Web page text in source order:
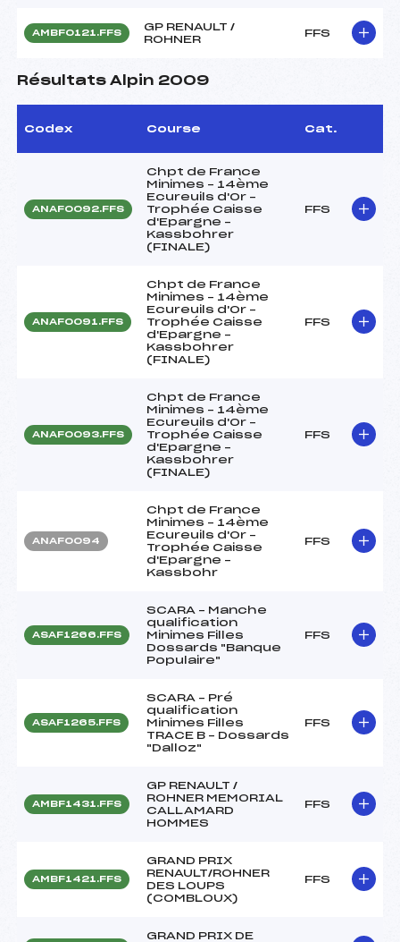
AMBF0121.FFS
GP RENAULT /
ROHNER
FFS
Résultats Alpin 2009
Codex Course Cat.
ANAF0092.FFS
Chpt de France
Minimes – 14ème
Ecureuils d'Or –
Trophée Caisse
d'Epargne –
Kassbohrer
(FINALE)
FFS
ANAF0091.FFS
Chpt de France
Minimes – 14ème
Ecureuils d'Or –
Trophée Caisse
d'Epargne –
Kassbohrer
(FINALE)
FFS
ANAF0093.FFS
Chpt de France
Minimes – 14ème
Ecureuils d'Or –
Trophée Caisse
d'Epargne –
Kassbohrer
(FINALE)
FFS
ANAF0094
Chpt de France
Minimes – 14ème
Ecureuils d'Or –
Trophée Caisse
d'Epargne –
Kassbohr
FFS
ASAF1266.FFS
SCARA – Manche
qualification
Minimes Filles
Dossards "Banque
Populaire"
FFS
ASAF1265.FFS
SCARA – Pré
qualification
Minimes Filles
TRACE B – Dossards
"Dalloz"
FFS
AMBF1431.FFS
GP RENAULT /
ROHNER MEMORIAL
CALLAMARD
HOMMES
FFS
AMBF1421.FFS
GRAND PRIX
RENAULT/ROHNER
DES LOUPS
(COMBLOUX)
FFS
GRAND PRIX DE